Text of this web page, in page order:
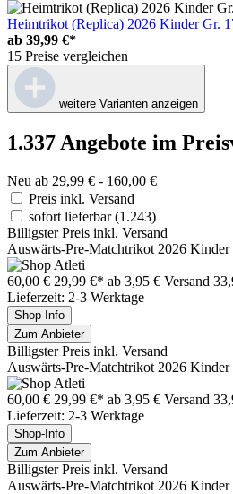
Heimtrikot (Replica) 2026 Kinder Gr.
ab 39,99 €*
15 Preise vergleichen
weitere Varianten anzeigen
1.337 Angebote im
Neu ab 29,99 € - 160,00 €
Preis inkl. Versand
sofort lieferbar(1.243)
Billigster Preis inkl. Versand
Auswärts-Pre-Matchtrikot 2026 Kinder
60,00 € 29,99 €* ab 3,95 € Versand
Lieferzeit: 2-3 Werktage
Shop-Info
Zum Anbieter
Billigster Preis inkl. Versand
Auswärts-Pre-Matchtrikot 2026 Kinder
60,00 € 29,99 €* ab 3,95 € Versand
Lieferzeit: 2-3 Werktage
Shop-Info
Zum Anbieter
Billigster Preis inkl. Versand
Auswärts-Pre-Matchtrikot 2026 Kinder